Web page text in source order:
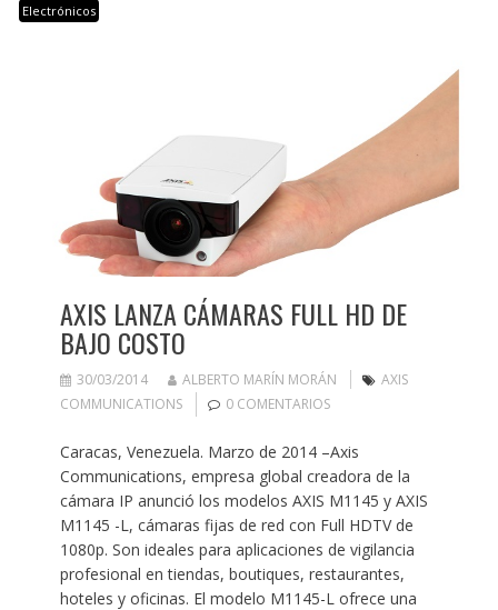
Electrónicos
AXIS LANZA CÁMARAS FULL HD DE
BAJO COSTO
30/03/2014 ALBERTO MARÍN MORÁN
AXIS
COMMUNICATIONS
0 COMENTARIOS
Caracas, Venezuela. Marzo de 2014 –Axis
Communications, empresa global creadora de la
cámara IP anunció los modelos AXIS M1145 y AXIS
M1145 -L, cámaras fijas de red con Full HDTV de
1080p. Son ideales para aplicaciones de vigilancia
profesional en tiendas, boutiques, restaurantes,
hoteles y oficinas. El modelo M1145-L ofrece una